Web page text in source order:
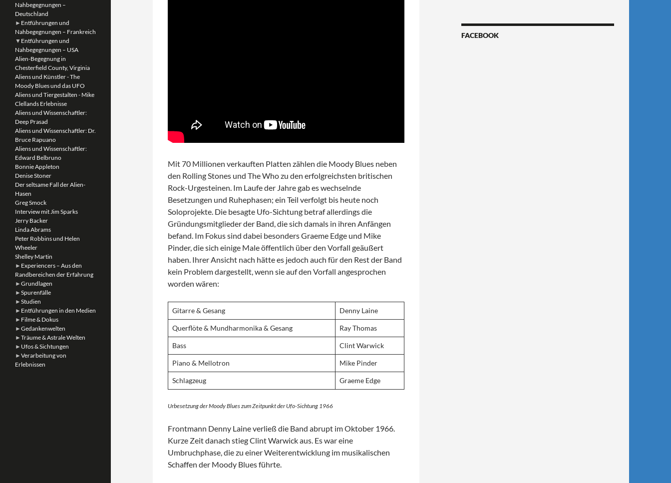
Mit 70 Millionen verkauften Platten zählen die Moody Blues neben
den Rolling Stones und The Who zu den erfolgreichsten britischen
Rock-Urgesteinen. Im Laufe der Jahre gab es wechselnde
Besetzungen und Ruhephasen; ein Teil verfolgt bis heute noch
Soloprojekte. Die besagte Ufo-Sichtung betraf allerdings die
Gründungsmitglieder der Band, die sich damals in ihren Anfängen
befand. Im Fokus sind dabei besonders Graeme Edge und Mike
Pinder, die sich einige Male öffentlich über den Vorfall geäußert
haben. Ihrer Ansicht nach hätte es jedoch auch für den Rest der Band
kein Problem dargestellt, wenn sie auf den Vorfall angesprochen
worden wären:
Gitarre & Gesang Denny Laine
Querflöte & Mundharmonika & Gesang Ray Thomas
Bass Clint Warwick
Piano & Mellotron Mike Pinder
Schlagzeug Graeme Edge
Urbesetzung der Moody Blues zum Zeitpunkt der Ufo-Sichtung 1966
Frontmann Denny Laine verließ die Band abrupt im Oktober 1966.
Kurze Zeit danach stieg Clint Warwick aus. Es war eine
Umbruchphase, die zu einer Weiterentwicklung im musikalischen
Schaffen der Moody Blues führte.
FACEBOOK
Nahbegegnungen –
Deutschland
► Entführungen und
Nahbegegnungen – Frankreich
▼ Entführungen und
Nahbegegnungen – USA
Alien-Begegnung in
Chesterfield County, Virginia
Aliens und Künstler - The
Moody Blues und das UFO
Aliens und Tiergestalten - Mike
Clellands Erlebnisse
Aliens und Wissenschaftler:
Deep Prasad
Aliens und Wissenschaftler: Dr.
Bruce Rapuano
Aliens und Wissenschaftler:
Edward Belbruno
Bonnie Appleton
Denise Stoner
Der seltsame Fall der Alien-
Hasen
Greg Smock
Interview mit Jim Sparks
Jerry Backer
Linda Abrams
Peter Robbins und Helen
Wheeler
Shelley Martin
► Experiencers – Aus den
Randbereichen der Erfahrung
► Grundlagen
► Spurenfälle
► Studien
► Entführungen in den Medien
► Filme & Dokus
► Gedankenwelten
► Träume & Astrale Welten
► Ufos & Sichtungen
► Verarbeitung von
Erlebnissen